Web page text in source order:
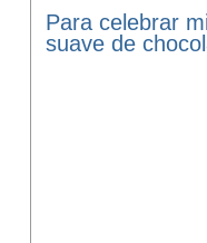
Para celebrar
suave de